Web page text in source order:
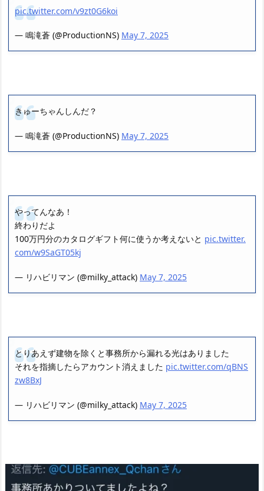
pic.twitter.com/v9zt0G6koi
— 鳴滝蒼 (@ProductionNS) May 7, 2025
きゅーちゃんしんだ？
— 鳴滝蒼 (@ProductionNS) May 7, 2025
やってんなあ！
終わりだよ
100万円分のカタログギフト何に使うか考えないと pic.twitter.
com/w9SaGT05kj
— リハビリマン (@milky_attack) May 7, 2025
とりあえず建物を除くと事務所から漏れる光はありました
それを指摘したらアカウント消えました pic.twitter.com/qBNS
zw8BxJ
— リハビリマン (@milky_attack) May 7, 2025